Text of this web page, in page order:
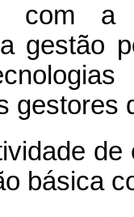
com a
gestão
gestores
de
básica